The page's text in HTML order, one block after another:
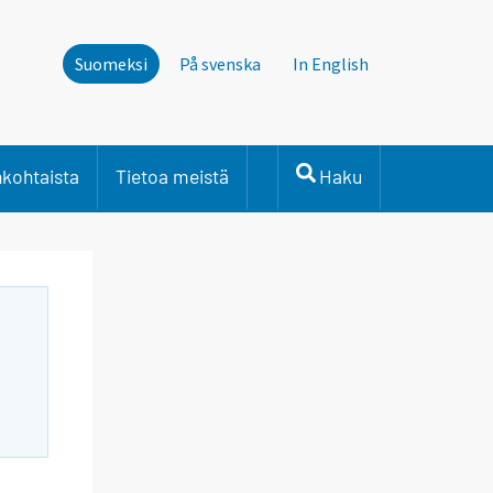
Suomeksi På svenska In English
Tietoa meistä Haku